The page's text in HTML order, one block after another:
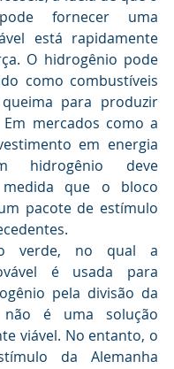
fornecer uma
está rapidamente
O hidrogênio pode
como combustíveis
para produzir
Em mercados como a
em energia
hidrogênio deve
que o bloco
pacote de estímulo
verde, no qual a
é usada para
pela divisão da
não é uma solução
viável. No entanto, o
da Alemanha